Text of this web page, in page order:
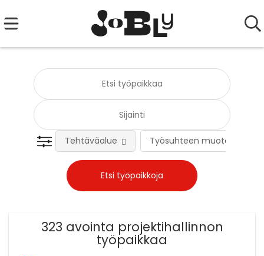
Työsuhteen muoto
Tehtäväalue
323 avointa projektihallinnon
työpaikkaa